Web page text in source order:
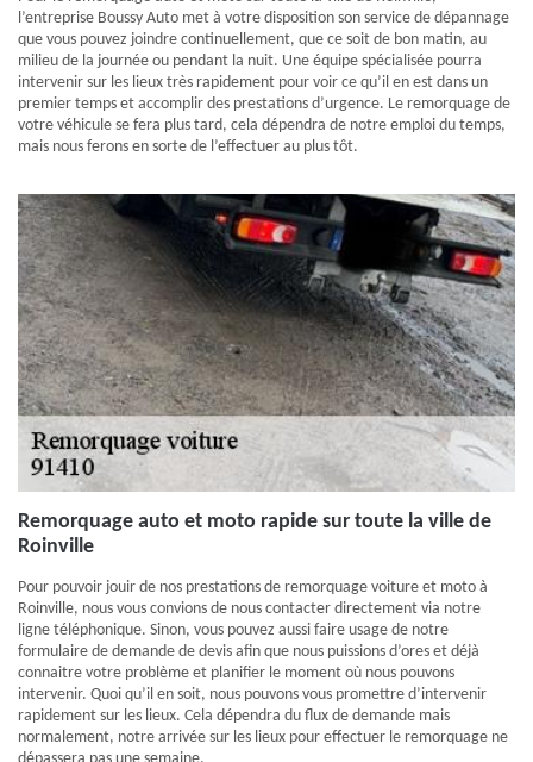
l’entreprise Boussy Auto met à votre disposition son service de dépannage
que vous pouvez joindre continuellement, que ce soit de bon matin, au
milieu de la journée ou pendant la nuit. Une équipe spécialisée pourra
intervenir sur les lieux très rapidement pour voir ce qu’il en est dans un
premier temps et accomplir des prestations d’urgence. Le remorquage de
votre véhicule se fera plus tard, cela dépendra de notre emploi du temps,
mais nous ferons en sorte de l’effectuer au plus tôt.
Remorquage auto et moto rapide sur toute la ville de
Roinville
Pour pouvoir jouir de nos prestations de remorquage voiture et moto à
Roinville, nous vous convions de nous contacter directement via notre
ligne téléphonique. Sinon, vous pouvez aussi faire usage de notre
formulaire de demande de devis afin que nous puissions d’ores et déjà
connaitre votre problème et planifier le moment où nous pouvons
intervenir. Quoi qu’il en soit, nous pouvons vous promettre d’intervenir
rapidement sur les lieux. Cela dépendra du flux de demande mais
normalement, notre arrivée sur les lieux pour effectuer le remorquage ne